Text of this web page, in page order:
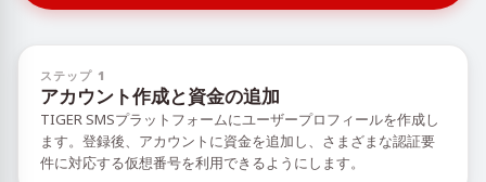
ステップ 1
アカウント作成と資金の追加
TIGER SMSプラットフォームにユーザープロフィールを作成し
ます。登録後、アカウントに資金を追加し、さまざまな認証要
件に対応する仮想番号を利用できるようにします。